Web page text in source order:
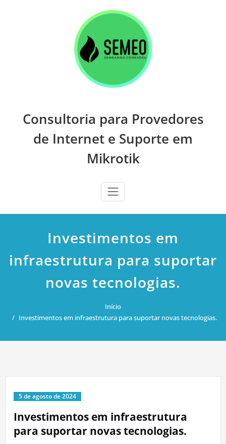
Consultoria para Provedores
de Internet e Suporte em
Mikrotik
Investimentos em
infraestrutura para suportar
novas tecnologias.
Início
Investimentos em infraestrutura para suportar novas tecnologias.
5 de agosto de 2024
Investimentos em infraestrutura
para suportar novas tecnologias.